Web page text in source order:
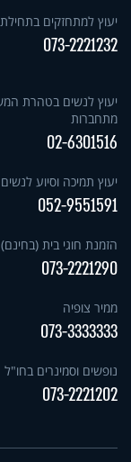
יעוץ למתחזקים
073-2221232
יעוץ לנשים בטהרת
מתחברות
02-6301516
יעוץ תמיכה וסיוע לנשים
052-9551591
הזמנת חוגי בית (בחינם)
073-2221290
ממיר צופיה
073-3333333
נופשים וסמינרים בחו"ל
073-2221202